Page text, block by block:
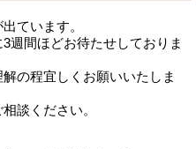
ています。
週間ほどお待たせしておりま
の程宜しくお願いいたしま
談ください。